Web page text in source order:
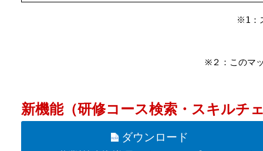
※1：
※２：このマ
新機能（研修コース検索・スキルチ
ダウンロード